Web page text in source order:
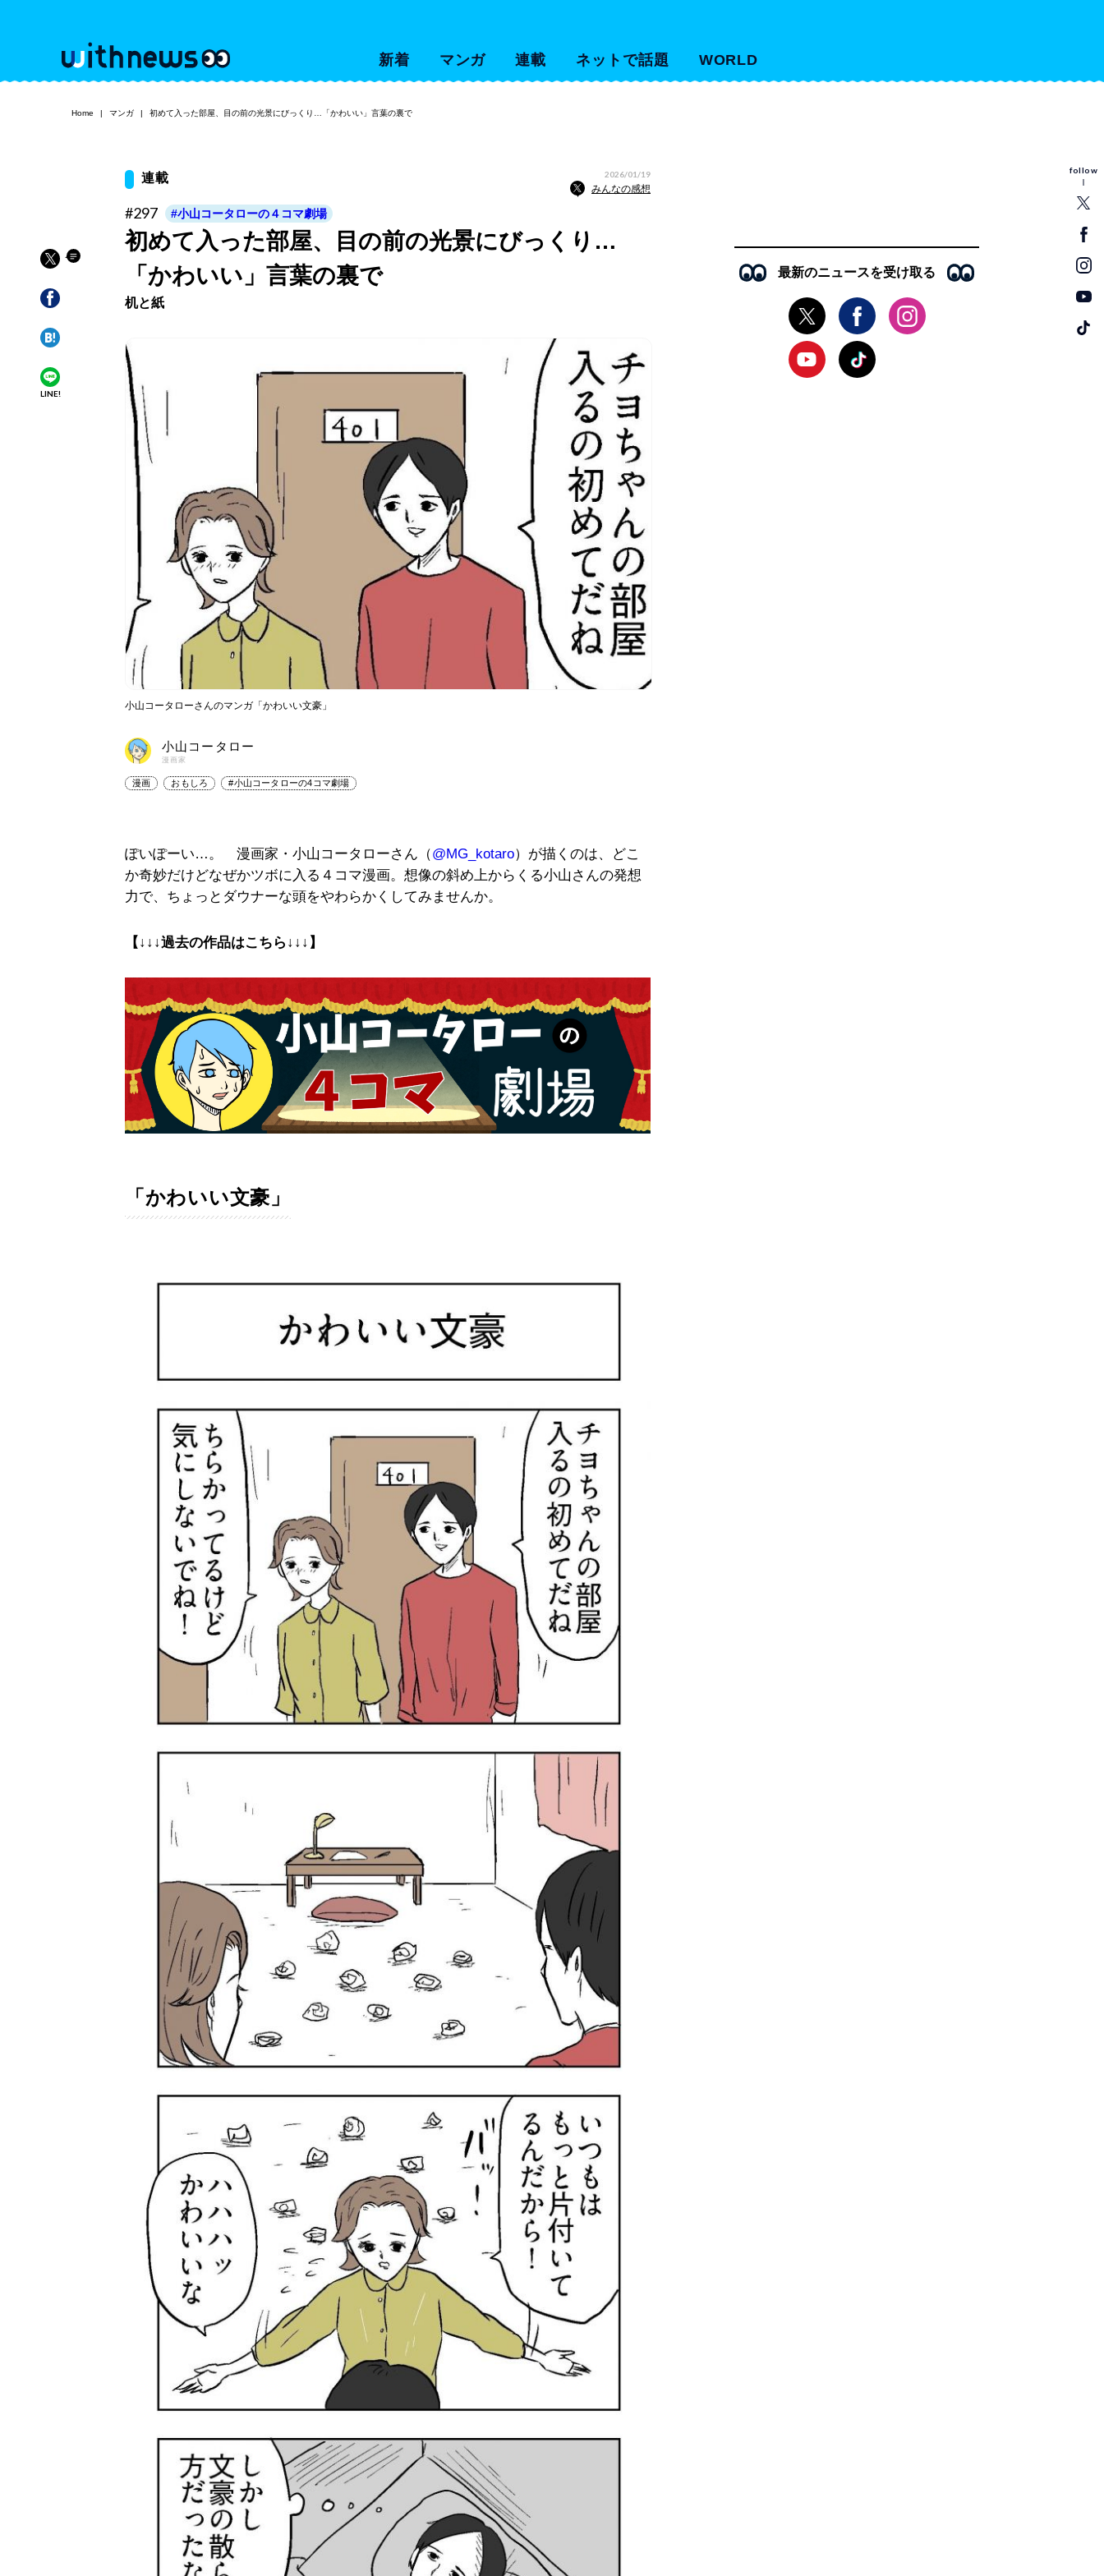
新着 マンガ 連載 ネットで話題 WORLD
follow
Home マンガ 初めて入った部屋、目の前の光景にびっくり…「かわいい」言葉の裏で
LINE!
連載 2026/01/19
みんなの感想
#297 #小山コータローの４コマ劇場
初めて入った部屋、目の前の光景にびっくり…
「かわいい」言葉の裏で
机と紙
小山コータローさんのマンガ「かわいい文豪」
小山コータロー
漫画家
漫画 おもしろ #小山コータローの4コマ劇場
ぽいぽーい…。 漫画家・小山コータローさん（@MG_kotaro）が描くのは、どこ
か奇妙だけどなぜかツボに入る４コマ漫画。想像の斜め上からくる小山さんの発想
力で、ちょっとダウナーな頭をやわらかくしてみませんか。
【↓↓↓過去の作品はこちら↓↓↓】
「かわいい文豪」
最新のニュースを受け取る